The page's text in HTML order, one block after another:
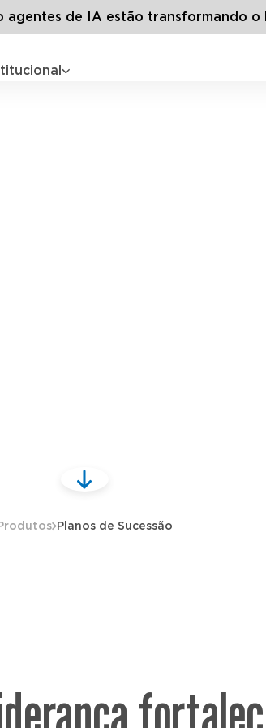
agentes de IA estão transformando o
Planos de Sucessão